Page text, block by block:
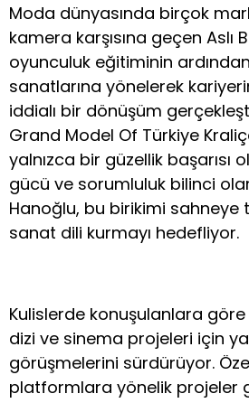
Moda dünyasında birçok
kamera karşısına geçen Aslı
oyunculuk eğitiminin
sanatlarına yönelerek
iddialı bir dönüşüm
Grand Model Of Türkiye
yalnızca bir güzellik başarısı
gücü ve sorumluluk bilinci
Hanoğlu, bu birikimi sahneye
sanat dili kurmayı hedefliyor.
Kulislerde konuşulanlara göre
dizi ve sinema projeleri için
görüşmelerini sürdürüyor.
platformlara yönelik projeler